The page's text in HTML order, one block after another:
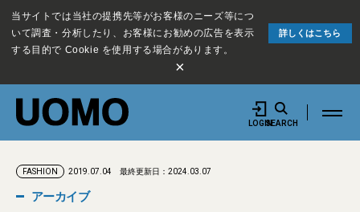
当サイトでは当社の提携先等がお客様のニーズ等につ
いて調査・分析したり、お客様にお勧めの広告を表示
する目的で Cookie を使用する場合があります。
詳しくはこちら
×
LOGINSEARCH
FASHION 2019.07.04 最終更新日：2024.03.07
アーカイブ